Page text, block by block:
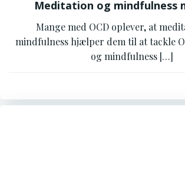
Meditation og mindfulness
Mange med OCD oplever, at
mindfulness hjælper dem til at tackle
og mindfulness […]